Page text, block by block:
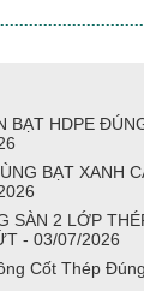
BẠT HDPE
BẠT XANH
SÀN 2 LỚP
- 03/07/2026
Cốt Thép